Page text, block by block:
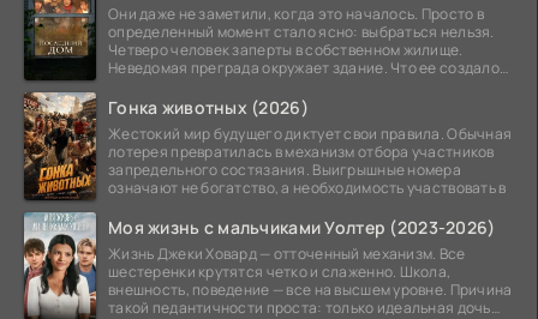
Они даже не заметили, когда это началось. Просто в
определенный момент стало ясно: выбраться нельзя.
Четверо человек заперты в собственном жилище.
Неведомая преграда окружает здание. Что ее создало
Гонка животных (2026)
Жестокий мир будущего диктует свои правила. Обычная
лотерея превратилась в механизм отбора участников
запредельного состязания. Выигрышные номера
означают не богатство, а необходимость участвовать в
Моя жизнь с мальчиками Уолтер (2023-2026)
Жизнь Джеки Ховард — отточенный механизм. Все
шестеренки крутятся четко и слаженно. Школа,
внешность, поведение — все на высшем уровне. Причина
такой педантичности проста: только идеальная дочь